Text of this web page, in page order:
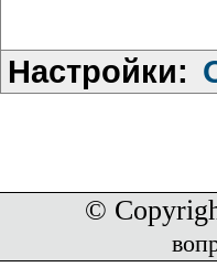
Настройки:
©